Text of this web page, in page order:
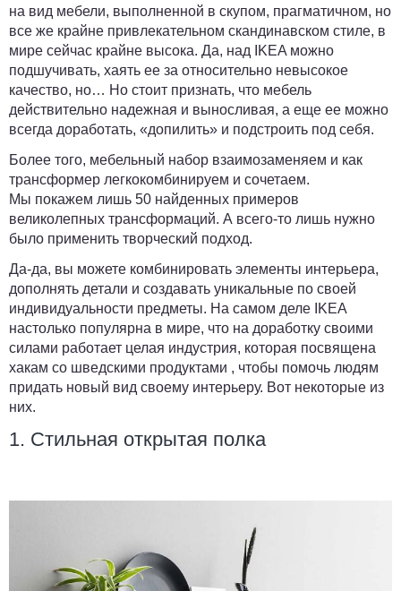
на вид мебели, выполненной в скупом, прагматичном, но
все же крайне привлекательном скандинавском стиле, в
мире сейчас крайне высока. Да, над IKEA можно
подшучивать, хаять ее за относительно невысокое
качество, но… Но стоит признать, что мебель
действительно надежная и выносливая, а еще ее можно
всегда доработать, «допилить» и подстроить под себя.
Более того, мебельный набор взаимозаменяем и как
трансформер легкокомбинируем и сочетаем.
Мы покажем лишь 50 найденных примеров
великолепных трансформаций. А всего-то лишь нужно
было применить творческий подход.
Да-да, вы можете комбинировать элементы интерьера,
дополнять детали и создавать уникальные по своей
индивидуальности предметы. На самом деле IKEA
настолько популярна в мире, что на доработку своими
силами работает целая индустрия, которая посвящена
хакам со шведскими продуктами , чтобы помочь людям
придать новый вид своему интерьеру. Вот некоторые из
них.
1. Стильная открытая полка